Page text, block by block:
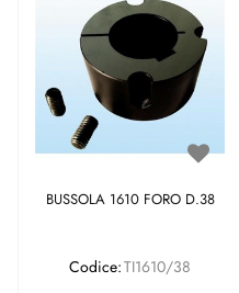
BUSSOLA 1610 FORO D.38
Codice:TI1610/38